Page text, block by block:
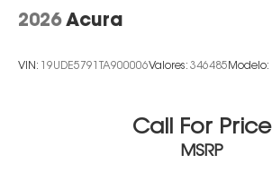
2026 Acura
VIN: 19UDE5791TA900006Valores: 346485 Modelo:
Call For Price
MSRP